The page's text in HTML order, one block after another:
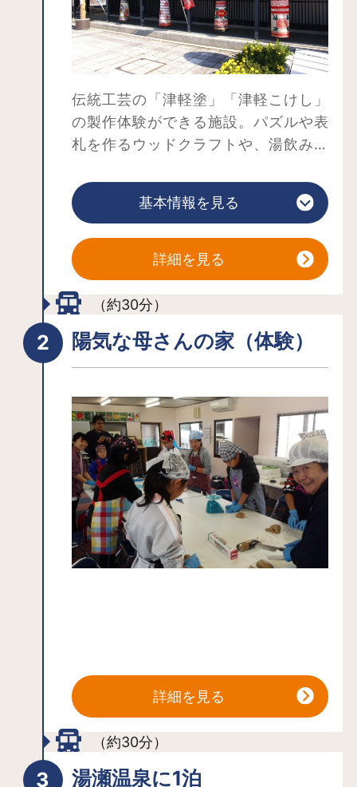
伝統工芸の「津軽塗」「津軽こけし」
の製作体験ができる施設。パズルや表
札を作るウッドクラフトや、湯飲みや
（いずれも要事前予約）
津軽三味線の生演奏を聴ける日も。多
ど）を輩出してきた町・黒石で、津軽
三味線の名手が奏でる音色をお楽しみ
ください。
れを石鹸のように落としてくれる不思
議な湯を試してみては？多数のお土産
を味わえるレストランもあります。す
ぐそばにある「こけし館」とあわせて
巡るのがおすすめです
基本情報を見る
詳細を見る
（約30分）
陽気な母さんの家（体験）
詳細を見る
（約30分）
湯瀬温泉に1泊